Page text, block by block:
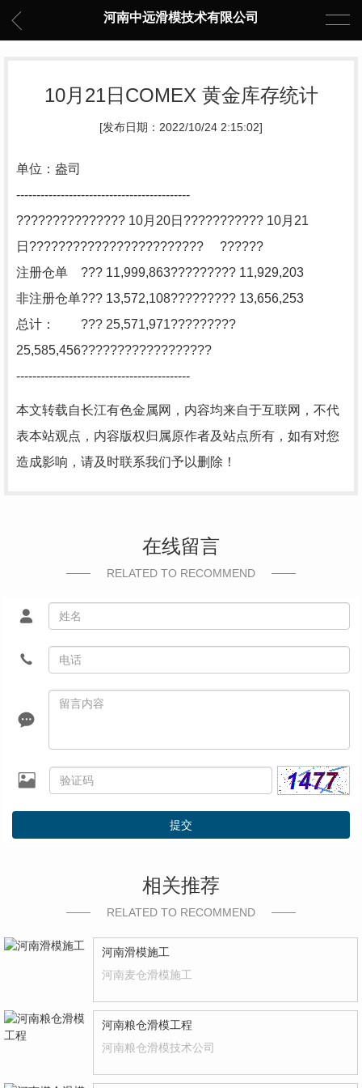
河南中远滑模技术有限公司
10月21日COMEX 黄金库存统计
[发布日期：2022/10/24 2:15:02]
单位：盎司
-------------------------------------------
??????????????? 10月20日??????????? 10月21
日???????????????????????? ??????
注册仓单 ??? 11,999,863????????? 11,929,203
非注册仓单??? 13,572,108????????? 13,656,253
总计： ??? 25,571,971?????????
25,585,456??????????????????
-------------------------------------------
本文转载自长江有色金属网，内容均来自于互联网，不代
表本站观点，内容版权归属原作者及站点所有，如有对您
造成影响，请及时联系我们予以删除！
在线留言
RELATED TO RECOMMEND
提交
相关推荐
RELATED TO RECOMMEND
河南滑模施工
河南麦仓滑模施工
河南粮仓滑模工程
河南粮仓滑模技术公司